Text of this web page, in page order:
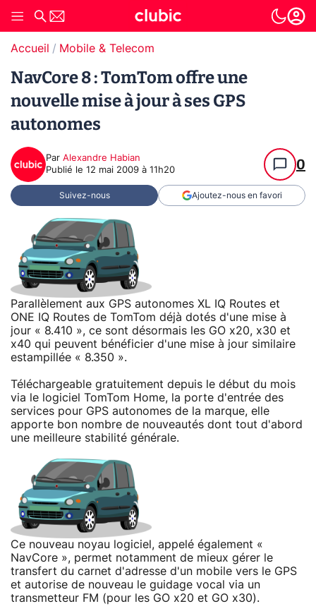
Accueil Mobile & Telecom
NavCore 8 : TomTom offre une
nouvelle mise à jour à ses GPS
autonomes
Par Alexandre Habian
Publié le 12 mai 2009 à 11h20 0
Suivez-nous Ajoutez-nous en favori
Parallèlement aux GPS autonomes XL IQ Routes et
ONE IQ Routes de TomTom déjà dotés d'une mise à
jour « 8.410 », ce sont désormais les GO x20, x30 et
x40 qui peuvent bénéficier d'une mise à jour similaire
estampillée « 8.350 ».
Téléchargeable gratuitement depuis le début du mois
via le logiciel TomTom Home, la porte d'entrée des
services pour GPS autonomes de la marque, elle
apporte bon nombre de nouveautés dont tout d'abord
une meilleure stabilité générale.
Ce nouveau noyau logiciel, appelé également «
NavCore », permet notamment de mieux gérer le
transfert du carnet d'adresse d'un mobile vers le GPS
et autorise de nouveau le guidage vocal via un
transmetteur FM (pour les GO x20 et GO x30).